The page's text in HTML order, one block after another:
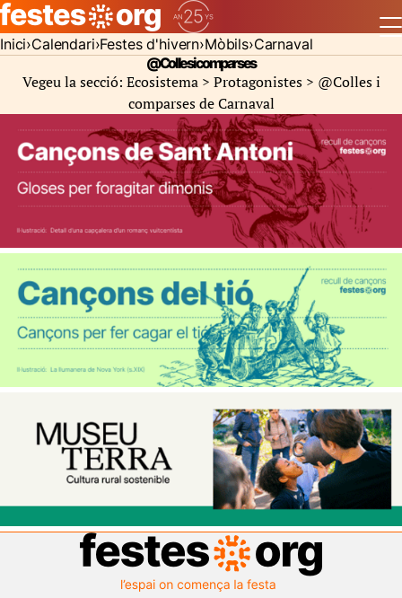
Inici Calendari Festes d'hivern Mòbils Carnaval
@Colles i comparses
Vegeu la secció: Ecosistema > Protagonistes > @Colles i
comparses de Carnaval